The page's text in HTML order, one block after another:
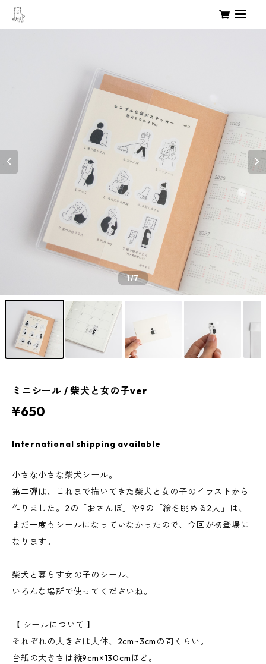
1/7
ミニシール / 柴犬と女の子ver
¥650
International shipping available
小さな小さな柴犬シール。
第二弾は、これまで描いてきた柴犬と女の子のイラストから
作りました。2の「おさんぽ」や9の「絵を眺める2人」は、
まだ一度もシールになっていなかったので、今回が初登場に
なります。
柴犬と暮らす女の子のシール、
いろんな場所で使ってくださいね。
【 シールについて 】
それぞれの大きさは大体、2cm~3cmの間くらい。
台紙の大きさは縦9cm×130cmほど。